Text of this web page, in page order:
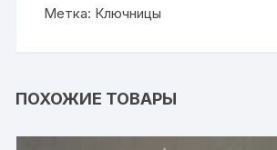
Метка: Ключницы
ПОХОЖИЕ ТОВАРЫ